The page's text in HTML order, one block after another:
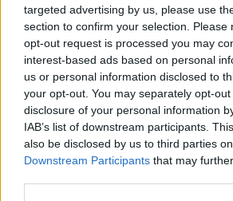
targeted advertising by us, please use
section to confirm your selection. Please
opt-out request is processed you may
interest-based ads based on personal
us or personal information disclosed to
your opt-out. You may separately opt-
disclosure of your personal information
IAB’s list of downstream participants.
also be disclosed by us to third parties
Downstream Participants that may
Aukció helye: aukcio.net
Tételszám: 569
Eladó adatai
Eladó:
Portobello
Cím:
Mipo Kft
Budapest